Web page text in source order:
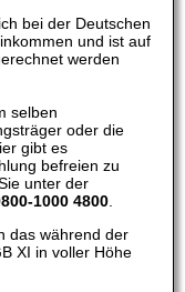
bei der Deutschen
und ist auf
werden
selben
oder die
gibt es
befreien zu
unter der
1000 4800
das während der
XI in voller Höhe